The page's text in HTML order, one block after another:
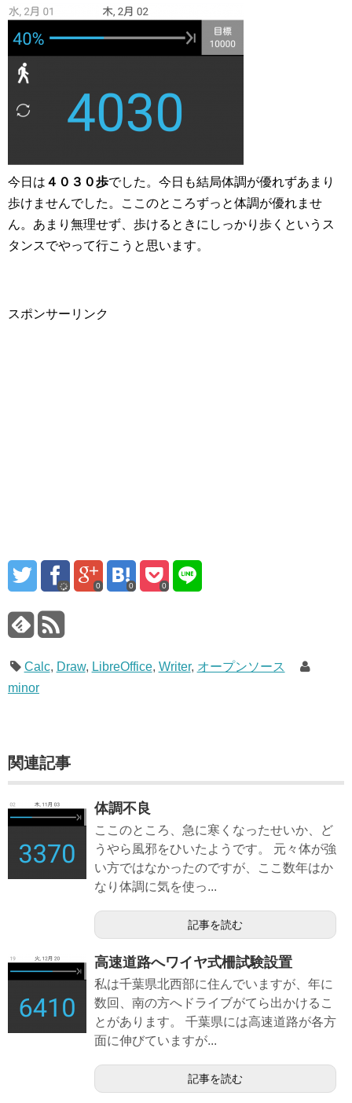
今日は ４０３０歩でした。今日も結局体調が優れずあまり
歩けませんでした。ここのところずっと体調が優れませ
ん。あまり無理せず、歩けるときにしっかり歩くというス
タンスでやって行こうと思います。
スポンサーリンク
0 0 0
Calc, Draw, LibreOffice, Writer, オープンソース
minor
関連記事
体調不良
ここのところ、急に寒くなったせいか、ど
うやら風邪をひいたようです。 元々体が強
い方ではなかったのですが、ここ数年はか
なり体調に気を使っ...
記事を読む
高速道路へワイヤ式柵試験設置
私は千葉県北西部に住んでいますが、年に
数回、南の方へドライブがてら出かけるこ
とがあります。 千葉県には高速道路が各方
面に伸びていますが...
記事を読む